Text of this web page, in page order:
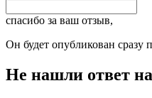
спасибо за ваш отзыв,
Он будет опубликован сразу
Не нашли ответ